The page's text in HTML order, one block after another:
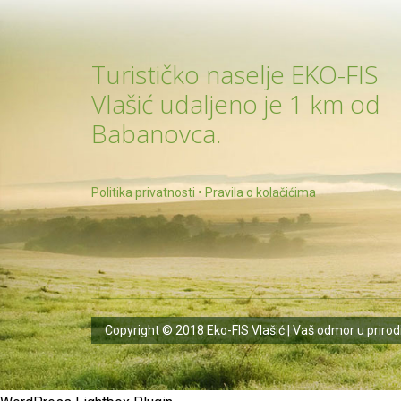
Turističko naselje EKO-FIS
Vlašić udaljeno je 1 km od
Babanovca.
Politika privatnosti • Pravila o kolačićima
Copyright © 2018 Eko-FIS Vlašić | Vaš odmor u